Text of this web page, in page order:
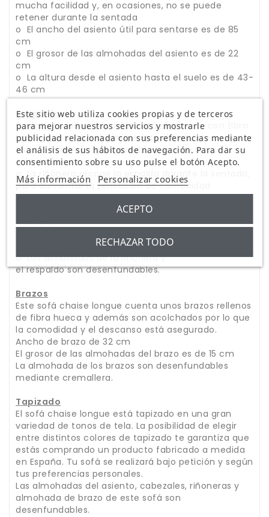
mucha facilidad y, en ocasiones, no se puede
retener durante la sentada
o El ancho del asiento útil para sentarse es de 85
cm
o El grosor de las almohadas del asiento es de 22
cm
o La altura desde el asiento hasta el suelo es de 43-
46 cm
Respaldo
Cada uno de los respaldos está elaborado con fibra
hueca siliconada, de forma que al sentarte acoge la
zona lumbar con gran suavidad y mejora su
estética.
o La riñonera recoge la espalda durante la sentada,
para aumentar la sensación de comodidad
o Los cojines del respaldo tienen un grosor de 17
cm en la zona del cabezal y 20 cm en la zona de la
riñonera
del respaldo es de 64 cm
o Las almohadas de la riñonera y
el respaldo son desenfundables.
Brazos
Este sofá chaise longue cuenta unos brazos rellenos
de fibra hueca y además son acolchados por lo que
la comodidad y el descanso está asegurado.
Ancho de brazo de 32 cm
El grosor de las almohadas del brazo es de 15 cm
La almohada de los brazos son desenfundables
mediante cremallera.
Tapizado
El sofá chaise longue está tapizado en una gran
variedad de tonos de tela. La posibilidad de elegir
entre distintos colores de tapizado te garantiza que
estás comprando un producto fabricado a medida
en España. Tu sofá se realizará bajo petición y según
tus preferencias personales.
Las almohadas del asiento, cabezales, riñoneras y
almohada de brazo de este sofá son
desenfundables.
Este sitio web utiliza cookies propias y de terceros
para mejorar nuestros servicios y mostrarle
publicidad relacionada con sus preferencias mediante
el análisis de sus hábitos de navegación. Para dar su
consentimiento sobre su uso pulse el botón Acepto.
Más información Personalizar cookies
RECHAZAR TODO
ACEPTO